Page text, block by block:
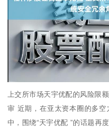
上交所市场天宇优配的风险限
审 近期，在亚太资本圈的多
中，围绕“天宇优配 ”的话题再